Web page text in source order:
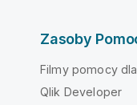
Zasoby
Filmy pomocy
Qlik Developer